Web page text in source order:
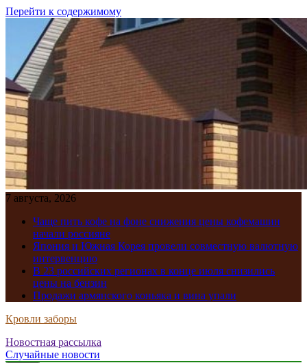
Перейти к содержимому
7 августа, 2026
Чаще пить кофе на фоне снижения цены кофемашин
начали россияне
Япония и Южная Корея провели совместную валютную
интервенцию
В 23 российских регионах в конце июля снизились
цены на бензин
Продажи армянского коньяка и вина упали
Кровли заборы
Новостная рассылка
Случайные новости